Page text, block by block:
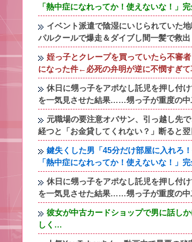
「熱中症になれってか！使えないな！」
イベント派遣で陰湿にいじられていた
パルクールで爆走＆ダイブし間一髪で救
姪っ子とクレープを買っていたら不審
になった件←必死の弁明が逆に不憫すぎて
休日に甥っ子をアポなし託児を押し付
を一気見させた結果……甥っ子が重度の中
元職場の要注意オバサン、引っ越し先
経つと「お金貸してくれない？」断ると
鍵失くした男「45分だけ部屋に入れろ
「熱中症になれってか！使えないな！」
休日に甥っ子をアポなし託児を押し付
を一気見させた結果……甥っ子が重度の中
彼女が中古カードショップで男に話し
しく…